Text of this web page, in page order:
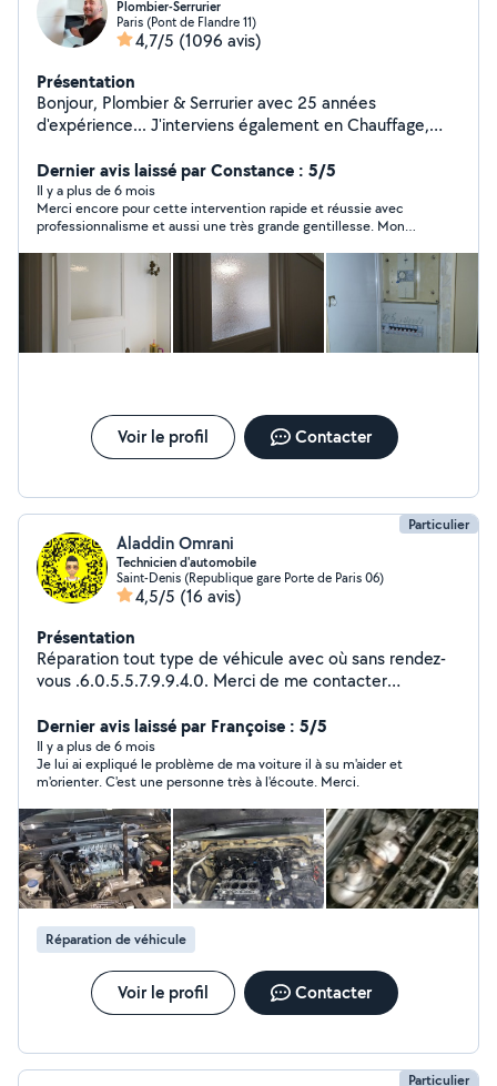
Plombier-Serrurier
Paris (Pont de Flandre 11)
4,7/5 (1096 avis)
Présentation
Bonjour, Plombier & Serrurier avec 25 années
d'expérience... J'interviens également en Chauffage,
rapide... Je me ferai un plaisir de vous rendre service
mes chers voisins.... Si vous me contactez directement,
merci de me laisser vos coordonnées téléphoniques...
Au plaisir de vous lire... Gaby
Dernier avis laissé par Constance : 5/5
Il y a plus de 6 mois
Merci encore pour cette intervention rapide et réussie avec
professionnalisme et aussi une très grande gentillesse. Mon
coup de meuleuse magique, c'est l'essentiel !
Voir le profil Contacter
Particulier
Aladdin Omrani
Technicien d'automobile
Saint-Denis (Republique gare Porte de Paris 06)
4,5/5 (16 avis)
Présentation
Réparation tout type de véhicule avec où sans rendez-
vous .6.0.5.5.7.9.9.4.0. Merci de me contacter
sur snapchat Aladiin96
Dernier avis laissé par Françoise : 5/5
Il y a plus de 6 mois
Je lui ai expliqué le problème de ma voiture il à su m'aider et
m'orienter. C'est une personne très à l'écoute. Merci.
Réparation de véhicule
Voir le profil Contacter
Particulier